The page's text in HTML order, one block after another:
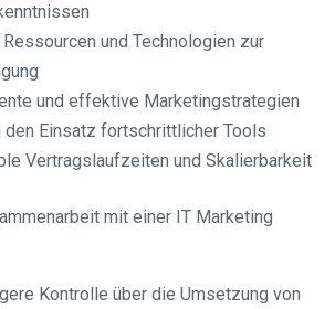
und Technologien zur
und effektive Marketingstrategien
den Einsatz fortschrittlicher Tools
Vertragslaufzeiten und Skalierbarkeit
mit einer IT Marketing
Kontrolle über die Umsetzung von